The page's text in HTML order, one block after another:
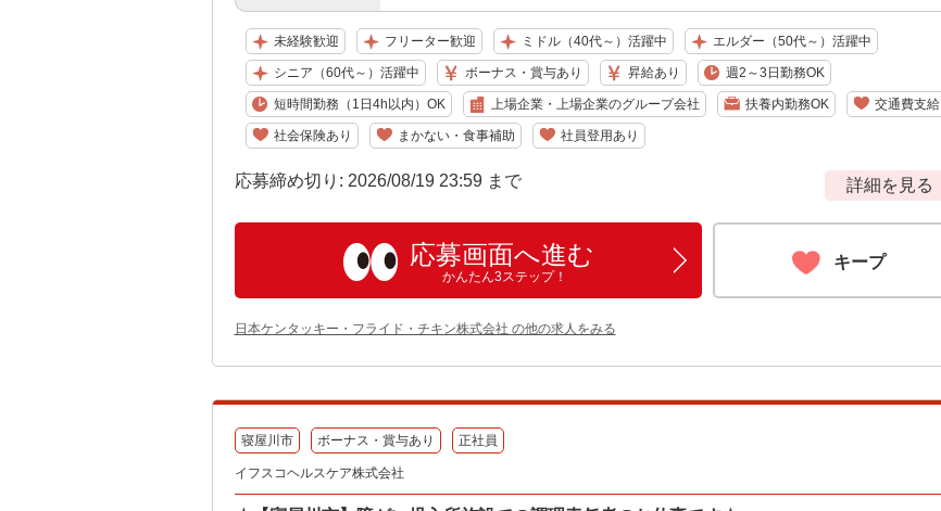
未経験歓迎 フリーター歓迎 ミドル（40代～）活躍中 エルダー（50代～）活躍中
シニア（60代～）活躍中 ボーナス・賞与あり 昇給あり 週2～3日勤務OK
短時間勤務（1日4h以内）OK 上場企業・上場企業のグループ会社 扶養内勤務OK 交通費支給
社会保険あり まかない・食事補助 社員登用あり
応募締め切り: 2026/08/19 23:59 まで 詳細を見る
応募画面へ進む
かんたん3ステップ！
キープ
日本ケンタッキー・フライド・チキン株式会社 の他の求人をみる
寝屋川市 ボーナス・賞与あり 正社員
イフスコヘルスケア株式会社